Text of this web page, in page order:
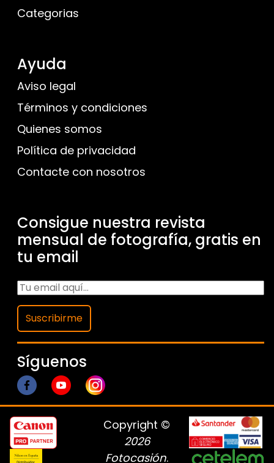
Categorias
Ayuda
Aviso legal
Términos y condiciones
Quienes somos
Política de privacidad
Contacte con nosotros
Consigue nuestra revista
mensual de fotografía, gratis en
tu email
Suscribirme
Síguenos
Copyright ©
2026
Fotocasión.